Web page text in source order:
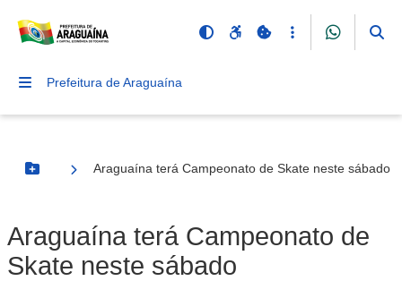
Prefeitura de Araguaína
Botão Menu
Araguaína terá Campeonato de Skate neste sábado
Araguaína terá Campeonato de
Skate neste sábado